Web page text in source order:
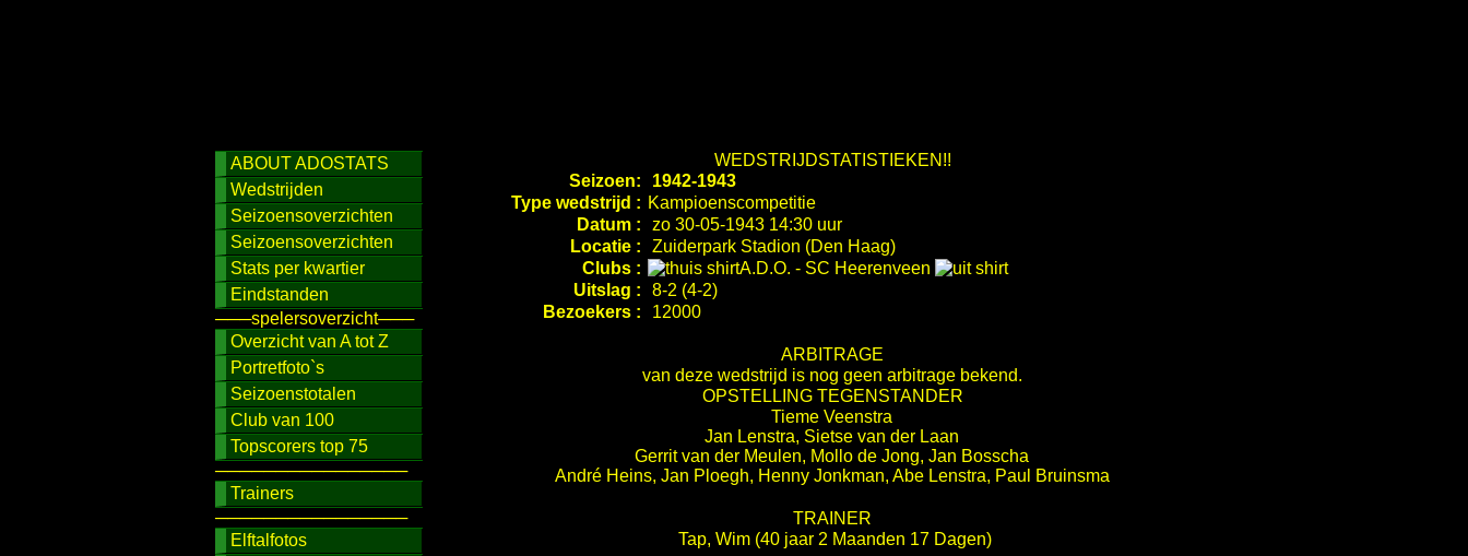
ABOUT ADOSTATS
Wedstrijden
Seizoensoverzichten
Seizoensoverzichten
Stats per kwartier
Eindstanden
───spelersoverzicht───
Overzicht van A tot Z
Portretfoto`s
Seizoenstotalen
Club van 100
Topscorers top 75
────────────────
Trainers
────────────────
Elftalfotos
WEDSTRIJDSTATISTIEKEN!!
Seizoen:
1942-1943
Type wedstrijd : Kampioenscompetitie
Datum :
zo 30-05-1943 14:30 uur
Locatie :
Zuiderpark Stadion (Den Haag)
Clubs :
A.D.O. - SC Heerenveen
Uitslag :
8-2 (4-2)
Bezoekers :
12000
ARBITRAGE
van deze wedstrijd is nog geen arbitrage bekend.
OPSTELLING TEGENSTANDER
Tieme Veenstra
Jan Lenstra, Sietse van der Laan
Gerrit van der Meulen, Mollo de Jong, Jan Bosscha
André Heins, Jan Ploegh, Henny Jonkman, Abe Lenstra, Paul Bruinsma
TRAINER
Tap, Wim (40 jaar 2 Maanden 17 Dagen)